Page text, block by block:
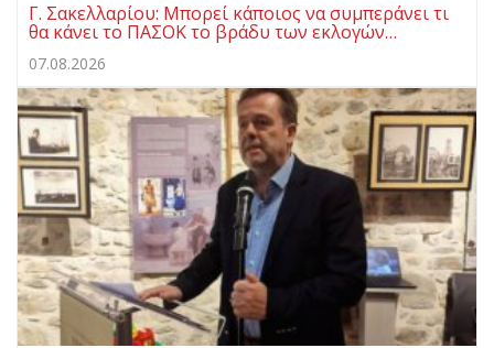
Γ. Σακελλαρίου: Μπορεί κάποιος να συμπεράνει τι
θα κάνει το ΠΑΣΟΚ το βράδυ των εκλογών…
07.08.2026